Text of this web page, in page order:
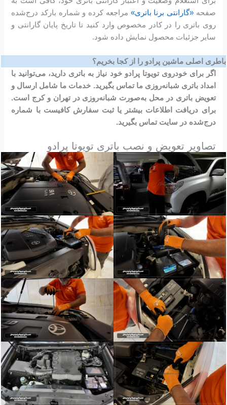
صفحه«گارانتی برنا باتری» مراجعه کرده و شماره بارکد درج‌شده
روی باتری را در کادر مخصوص وارد کنید تا تاریخ پایان گارانتی و
سایر جزئیات محصول نمایش داده شود.
باطری اصلی ماشین پرادو را از کجا بخریم؟
اگر برای خودروی تویوتا پرادو خود نیاز به باتری دارید، می‌توانید با
امداد باتری شبانه‌روزی ما تماس بگیرید. خدمات ما شامل ارسال و
تعویض باتری در محل به‌صورت شبانه‌روزی در تهران و کرج است.
برای دریافت اطلاعات بیشتر یا ثبت سفارش کافیست با شماره
درج‌شده در سایت تماس بگیرید.
تصاویر تعویض و نصب باتری تویوتا پرادو